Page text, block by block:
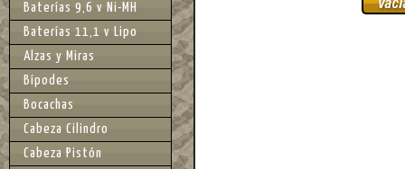
Baterías 9,6 v Ni-MH
Baterías 11,1 v Lipo
Alzas y Miras
Bípodes
Bocachas
Cabeza Cilindro
Cabeza Pistón